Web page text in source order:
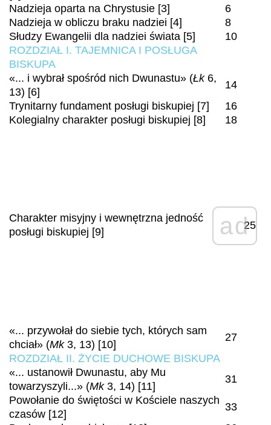
Nadzieja oparta na Chrystusie [3]
6
Nadzieja w obliczu braku nadziei [4]
8
Słudzy Ewangelii dla nadziei świata [5]
10
ROZDZIAŁ I. TAJEMNICA I POSŁUGA
BISKUPA
«... i wybrał spośród nich Dwunastu» (Łk6,
13) [6]
14
Trynitarny fundament posługi biskupiej [7]
16
Kolegialny charakter posługi biskupiej [8]
18
Charakter misyjny i wewnętrzna jedność
posługi biskupiej [9]
ad25
«... przywołał do siebie tych, których sam
chciał» (Mk 3, 13) [10]
27
ROZDZIAŁ II. ŻYCIE DUCHOWE BISKUPA
«... ustanowił Dwunastu, aby Mu
towarzyszyli...» (Mk 3, 14) [11]
31
Powołanie do świętości w Kościele naszych
czasów [12]
33